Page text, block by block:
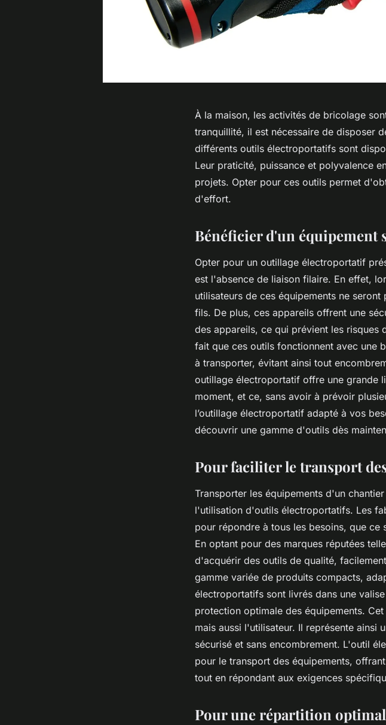
À la maison, les activités de bricolage
tranquillité, il est nécessaire de disposer
différents outils électroportatifs sont
Leur praticité, puissance et polyvalence
projets. Opter pour ces outils permet
d'effort.
Bénéficier d'un équipement
Opter pour un outillage électroportatif
est l'absence de liaison filaire. En effet,
utilisateurs de ces équipements ne
fils. De plus, ces appareils offrent une
des appareils, ce qui prévient les
fait que ces outils fonctionnent avec une
à transporter, évitant ainsi tout
outillage électroportatif offre une grande
moment, et ce, sans avoir à prévoir
l’outillage électroportatif adapté à vos
découvrir une gamme d'outils dès
Pour faciliter le transport
Transporter les équipements d'un
l'utilisation d'outils électroportatifs. Les
pour répondre à tous les besoins, que
En optant pour des marques réputées
d'acquérir des outils de qualité,
gamme variée de produits compacts,
électroportatifs sont livrés dans une
protection optimale des équipements.
mais aussi l'utilisateur. Il représente ainsi
sécurisé et sans encombrement. L'outil
pour le transport des équipements,
tout en répondant aux exigences
Pour une répartition